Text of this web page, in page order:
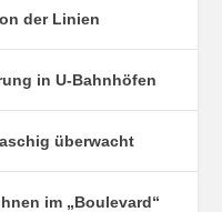
der Linien
in U-Bahnhöfen
überwacht
im „Boulevard“